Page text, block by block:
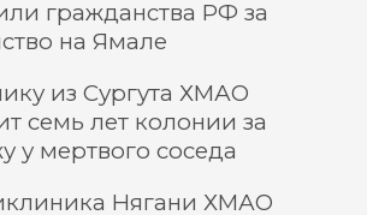
гражданства РФ за
на Ямале
из Сургута ХМАО
семь лет колонии за
у мертвого соседа
Нягани ХМАО